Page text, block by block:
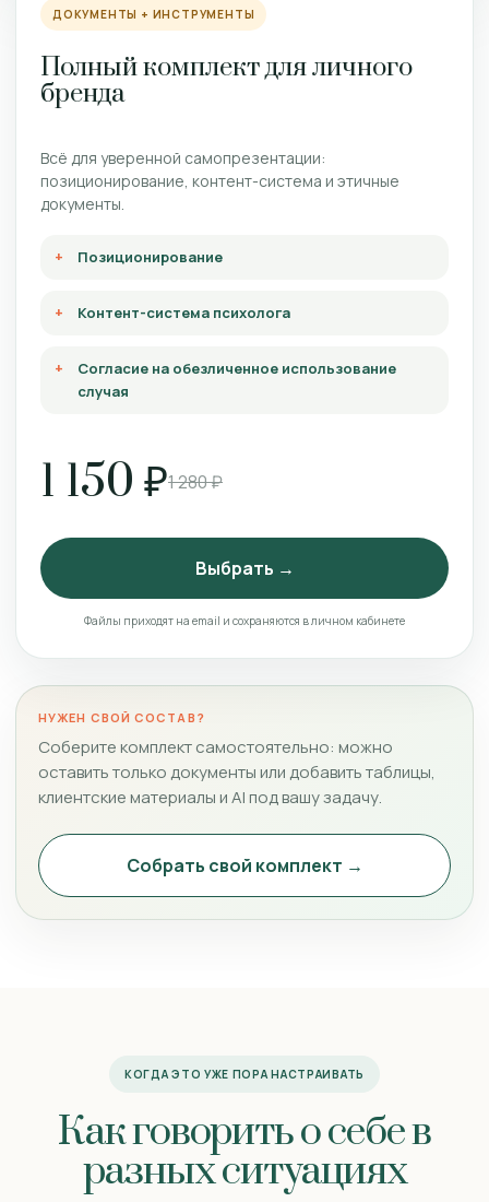
ДОКУМЕНТЫ + ИНСТРУМЕНТЫ
Полный комплект для личного
бренда
Всё для уверенной самопрезентации:
позиционирование, контент-система и этичные
документы.
Позиционирование
Контент-система психолога
Согласие на обезличенное использование
случая
1 150 ₽1 280 ₽
Выбрать →
Файлы приходят на email и сохраняются в личном кабинете
НУЖЕН СВОЙ СОСТАВ?
Соберите комплект самостоятельно: можно
оставить только документы или добавить таблицы,
клиентские материалы и AI под вашу задачу.
Собрать свой комплект →
КОГДА ЭТО УЖЕ ПОРА НАСТРАИВАТЬ
Как говорить о себе в
разных ситуациях